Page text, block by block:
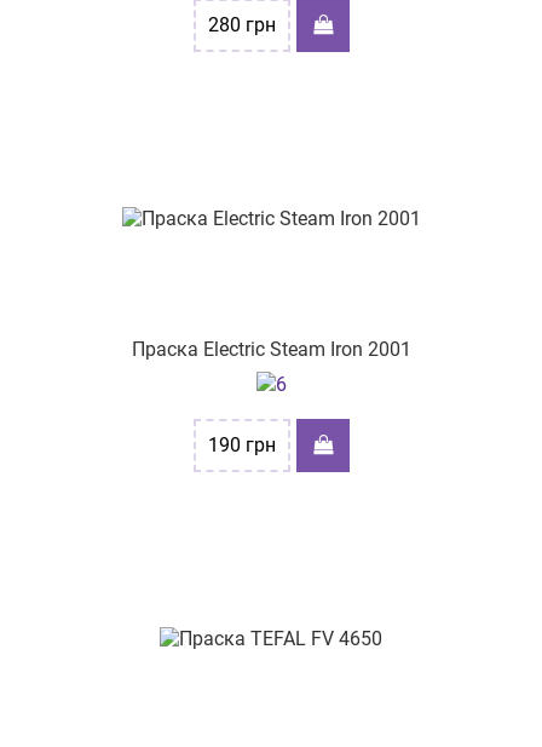
280 грн
Праска Electric Steam Iron 2001
190 грн